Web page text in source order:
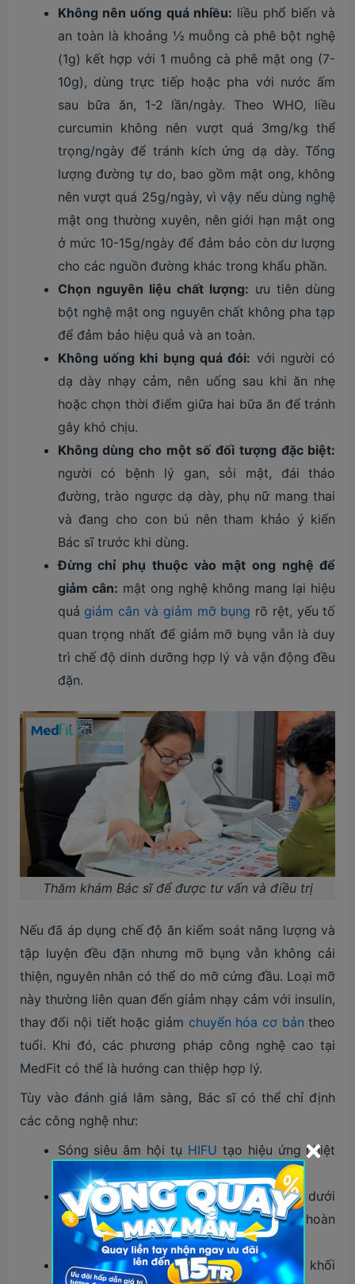
Không nên uống quá nhiều: liều phổ biến và
an toàn là khoảng ½ muỗng cà phê bột nghệ
(1g) kết hợp với 1 muỗng cà phê mật ong (7-
10g), dùng trực tiếp hoặc pha với nước ấm
sau bữa ăn, 1-2 lần/ngày. Theo WHO, liều
curcumin không nên vượt quá 3mg/kg thể
trọng/ngày để tránh kích ứng dạ dày. Tổng
lượng đường tự do, bao gồm mật ong, không
nên vượt quá 25g/ngày, vì vậy nếu dùng nghệ
mật ong thường xuyên, nên giới hạn mật ong
ở mức 10-15g/ngày để đảm bảo còn dư lượng
cho các nguồn đường khác trong khẩu phần.
Chọn nguyên liệu chất lượng: ưu tiên dùng
bột nghệ mật ong nguyên chất không pha tạp
để đảm bảo hiệu quả và an toàn.
Không uống khi bụng quá đói: với người có
dạ dày nhạy cảm, nên uống sau khi ăn nhẹ
hoặc chọn thời điểm giữa hai bữa ăn để tránh
gây khó chịu.
Không dùng cho một số đối tượng đặc biệt:
người có bệnh lý gan, sỏi mật, đái tháo
đường, trào ngược dạ dày, phụ nữ mang thai
và đang cho con bú nên tham khảo ý kiến
Bác sĩ trước khi dùng.
Đừng chỉ phụ thuộc vào mật ong nghệ để
giảm cân: mật ong nghệ không mang lại hiệu
quả giảm cân và giảm mỡ bụng rõ rệt, yếu tố
quan trọng nhất để giảm mỡ bụng vẫn là duy
trì chế độ dinh dưỡng hợp lý và vận động đều
đặn.
Thăm khám Bác sĩ để được tư vấn và điều trị
Nếu đã áp dụng chế độ ăn kiểm soát năng lượng và
tập luyện đều đặn nhưng mỡ bụng vẫn không cải
thiện, nguyên nhân có thể do mỡ cứng đầu. Loại mỡ
này thường liên quan đến giảm nhạy cảm với insulin,
thay đổi nội tiết hoặc giảm chuyển hóa cơ bản theo
tuổi. Khi đó, các phương pháp công nghệ cao tại
MedFit có thể là hướng can thiệp hợp lý.
Tùy vào đánh giá lâm sàng, Bác sĩ có thể chỉ định
các công nghệ như:
Sóng siêu âm hội tụ HIFU tạo hiệu ứng nhiệt
phá hủy có chọn lọc tế bào mỡ.
Sóng vô tuyến RF làm tăng nhiệt độ mô dưới
da, thúc đẩy phân giải mỡ và tăng tuần hoàn
tại chỗ.
Điện EMS kích thích co cơ sâu, cải thiện khối